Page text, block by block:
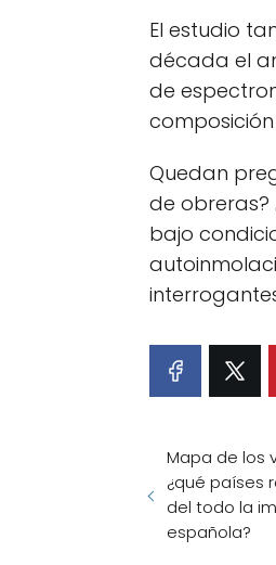
El estudio
década el
de
Quedan
de obreras?
bajo
Mapa de los
¿qué países
del todo la
española?